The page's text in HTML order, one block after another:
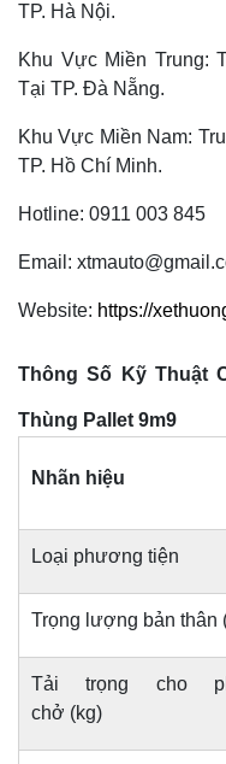
TP. Hà Nội.
Khu Vực Miền Trung:
Tại TP. Đà Nẵng.
Khu Vực Miền Nam:
TP. Hồ Chí Minh.
Hotline: 0911 003 845
Email:
Website: https://
Thông Số Kỹ Thuật
Thùng Pallet 9m9
Nhãn hiệu
Loại phương tiện
Trọng lượng bản thân
Tải trọng cho
chở (kg)